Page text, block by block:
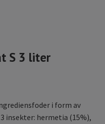
S 3 liter
i form av
insekter: hermetia (15%),